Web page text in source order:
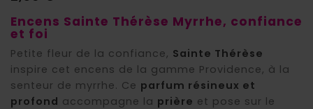
Encens Sainte Thérèse Myrrhe, confiance
et foi
Petite fleur de la confiance, Sainte Thérèse
inspire cet encens de la gamme Providence, à la
senteur de myrrhe. Ce parfum résineux et
profond accompagne la prière et pose sur le